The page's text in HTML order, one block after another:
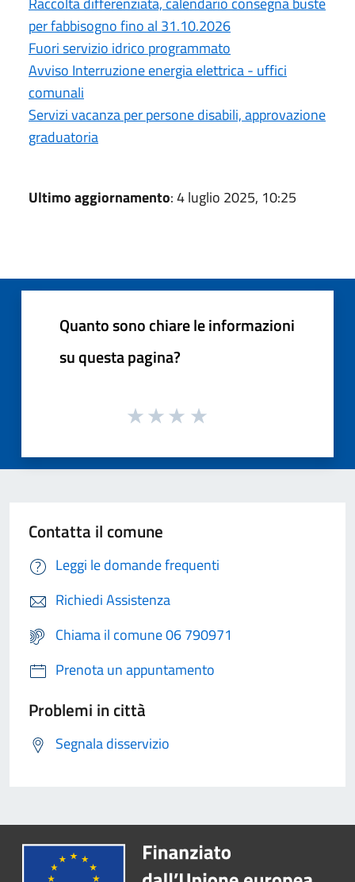
per fabbisogno fino al 31.10.2026
Fuori servizio idrico programmato
Avviso Interruzione energia elettrica - uffici
comunali
Servizi vacanza per persone disabili, approvazione
graduatoria
Ultimo aggiornamento: 4 luglio 2025, 10:25
Quanto sono chiare le informazioni
su questa pagina?
Contatta il comune
Leggi le domande frequenti
Richiedi Assistenza
Chiama il comune 06 790971
Prenota un appuntamento
Problemi in città
Segnala disservizio